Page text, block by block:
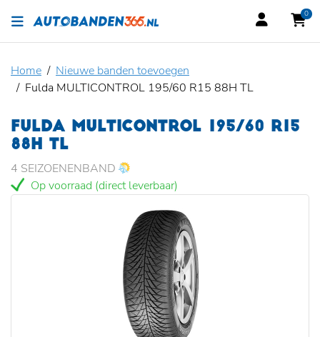
0
Home
Nieuwe banden toevoegen
Fulda MULTICONTROL 195/60 R15 88H TL
FULDA MULTICONTROL 195/60 R15
88H TL
4 SEIZOENENBAND
Op voorraad (direct leverbaar)